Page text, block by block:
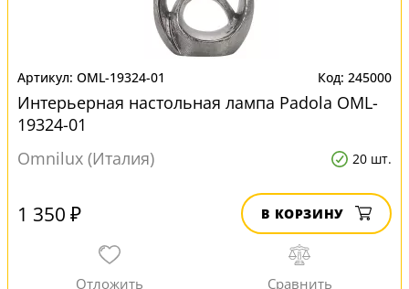
OML-19324-01 245000
Интерьерная настольная лампа Padola OML-
19324-01
Omnilux (Италия)
20 шт.
1 350 ₽ В КОРЗИНУ